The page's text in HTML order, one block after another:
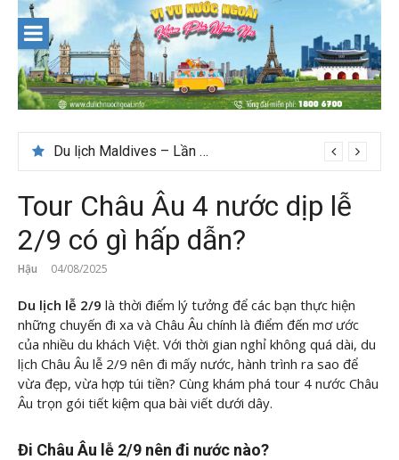
content
Nên du lịch ở đâu ” giá tốt” dịp lễ quốc khánh 2/9
Tour Châu Âu 4 nước dịp lễ
2/9 có gì hấp dẫn?
Hậu 04/08/2025
Du lịch lễ 2/9 là thời điểm lý tưởng để các bạn thực hiện
những chuyến đi xa và Châu Âu chính là điểm đến mơ ước
của nhiều du khách Việt. Với thời gian nghỉ không quá dài, du
lịch Châu Âu lễ 2/9 nên đi mấy nước, hành trình ra sao để
vừa đẹp, vừa hợp túi tiền? Cùng khám phá tour 4 nước Châu
Âu trọn gói tiết kiệm qua bài viết dưới dây.
Đi Châu Âu lễ 2/9 nên đi nước nào?